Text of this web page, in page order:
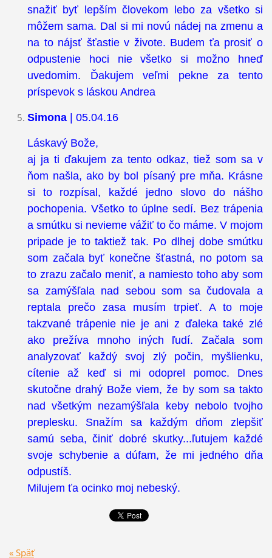
snažiť byť lepším človekom lebo za všetko si
môžem sama. Dal si mi novú nádej na zmenu a
na to nájsť šťastie v živote. Budem ťa prosiť o
odpustenie hoci nie všetko si možno hneď
uvedomim. Ďakujem veľmi pekne za tento
príspevok s láskou Andrea
Simona| 05.04.16
Láskavý Bože,
aj ja ti ďakujem za tento odkaz, tiež som sa v
ňom našla, ako by bol písaný pre mňa. Krásne
si to rozpísal, každé jedno slovo do nášho
pochopenia. Všetko to úplne sedí. Bez trápenia
a smútku si nevieme vážiť to čo máme. V mojom
pripade je to taktiež tak. Po dlhej dobe smútku
som začala byť konečne šťastná, no potom sa
to zrazu začalo meniť, a namiesto toho aby som
sa zamýšľala nad sebou som sa čudovala a
reptala prečo zasa musím trpieť. A to moje
takzvané trápenie nie je ani z ďaleka také zlé
ako prežíva mnoho iných ľudí. Začala som
analyzovať každý svoj zlý počin, myšlienku,
cítenie až keď si mi odoprel pomoc. Dnes
skutočne drahý Bože viem, že by som sa takto
nad všetkým nezamýšľala keby nebolo tvojho
preplesku. Snažím sa každým dňom zlepšiť
samú seba, činiť dobré skutky...ľutujem každé
svoje schybenie a dúfam, že mi jedného dňa
odpustíš.
Milujem ťa ocinko moj nebeský.
« Späť